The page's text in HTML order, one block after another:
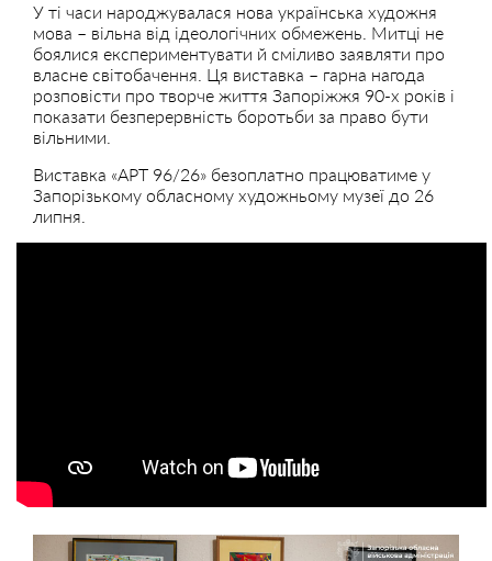
У ті часи народжувалася нова українська художня
мова – вільна від ідеологічних обмежень. Митці не
боялися експериментувати й сміливо заявляти про
власне світобачення. Ця виставка – гарна нагода
розповісти про творче життя Запоріжжя 90-х років і
показати безперервність боротьби за право бути
вільними.
Виставка «АРТ 96/26» безоплатно працюватиме у
Запорізькому обласному художньому музеї до 26
липня.